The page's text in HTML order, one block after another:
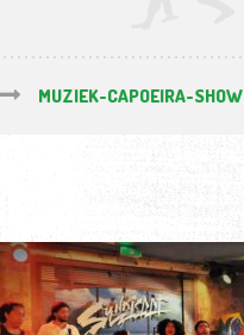
MUZIEK-CAPOEIRA-SHOW